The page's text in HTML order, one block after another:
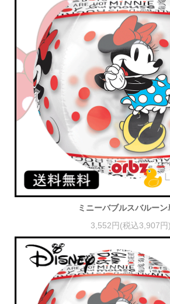
ミニーバブルスバルーン
3,552円(税込3,907円)